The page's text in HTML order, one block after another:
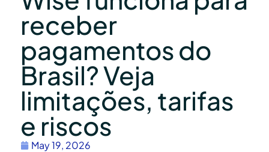
receber
pagamentos do
Brasil? Veja
limitações, tarifas
e riscos
May 19, 2026